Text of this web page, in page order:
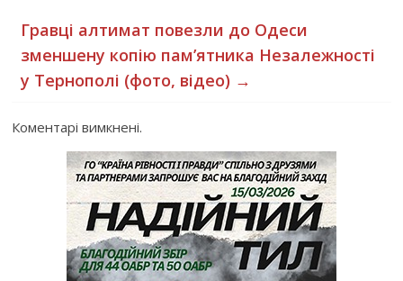
Гравці алтимат повезли до Одеси
зменшену копію пам’ятника Незалежності
у Тернополі (фото, відео) →
Коментарі вимкнені.